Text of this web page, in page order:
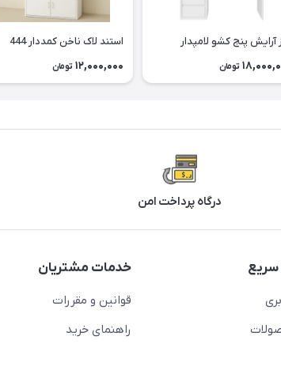
آرایش پنج کشو لامپدار
تومان
استند لاک ناخن کمددار 444
12,000,000 تومان
درگاه پرداخت امن
خدمات مشتریان
قوانین و مقررات
راهنمای خرید